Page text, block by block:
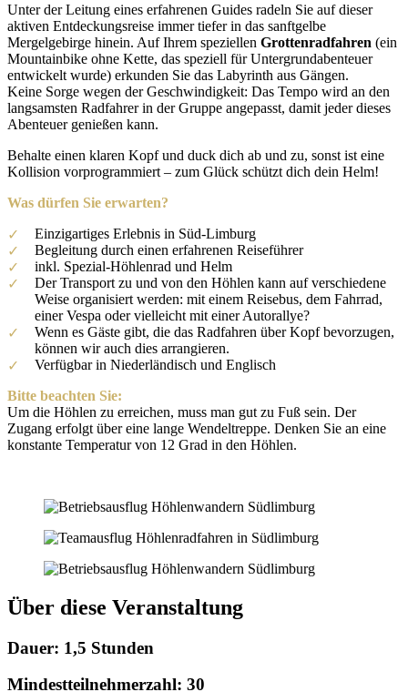
Unter der Leitung eines erfahrenen Guides radeln Sie auf dieser
aktiven Entdeckungsreise immer tiefer in das sanftgelbe
Mergelgebirge hinein. Auf Ihrem speziellen Grottenradfahren (ein
Mountainbike ohne Kette, das speziell für Untergrundabenteuer
entwickelt wurde) erkunden Sie das Labyrinth aus Gängen.
Keine Sorge wegen der Geschwindigkeit: Das Tempo wird an den
langsamsten Radfahrer in der Gruppe angepasst, damit jeder dieses
Abenteuer genießen kann.
Behalte einen klaren Kopf und duck dich ab und zu, sonst ist eine
Kollision vorprogrammiert – zum Glück schützt dich dein Helm!
Was dürfen Sie erwarten?
Einzigartiges Erlebnis in Süd-Limburg
Begleitung durch einen erfahrenen Reiseführer
inkl. Spezial-Höhlenrad und Helm
Der Transport zu und von den Höhlen kann auf verschiedene
Weise organisiert werden: mit einem Reisebus, dem Fahrrad,
einer Vespa oder vielleicht mit einer Autorallye?
Wenn es Gäste gibt, die das Radfahren über Kopf bevorzugen,
können wir auch dies arrangieren.
Verfügbar in Niederländisch und Englisch
Bitte beachten Sie:
Um die Höhlen zu erreichen, muss man gut zu Fuß sein. Der
Zugang erfolgt über eine lange Wendeltreppe. Denken Sie an eine
konstante Temperatur von 12 Grad in den Höhlen.
Über diese Veranstaltung
Dauer: 1,5 Stunden
Mindestteilnehmerzahl: 30